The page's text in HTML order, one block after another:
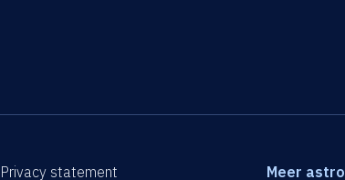
Privacy statement Meer